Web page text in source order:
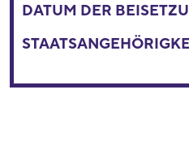
DATUM DER